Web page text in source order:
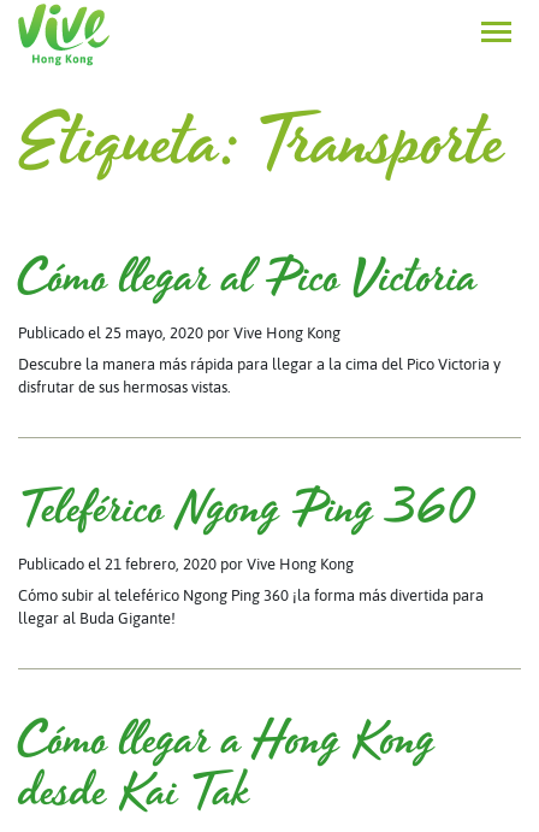
Etiqueta: Transporte
Cómo llegar al Pico Victoria
Publicado el 25 mayo, 2020 por Vive Hong Kong
Descubre la manera más rápida para llegar a la cima del Pico Victoria y
disfrutar de sus hermosas vistas.
Teleférico Ngong Ping 360
Publicado el 21 febrero, 2020 por Vive Hong Kong
Cómo subir al teleférico Ngong Ping 360 ¡la forma más divertida para
llegar al Buda Gigante!
Cómo llegar a Hong Kong
desde Kai Tak